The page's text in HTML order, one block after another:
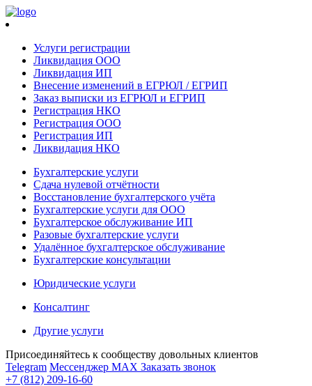
Услуги регистрации
Ликвидация ООО
Ликвидация ИП
Внесение изменений в ЕГРЮЛ / ЕГРИП
Заказ выписки из ЕГРЮЛ и ЕГРИП
Регистрация НКО
Регистрация ООО
Регистрация ИП
Ликвидация НКО
Бухгалтерские услуги
Сдача нулевой отчётности
Восстановление бухгалтерского учёта
Бухгалтерские услуги для ООО
Бухгалтерское обслуживание ИП
Разовые бухгалтерские услуги
Удалённое бухгалтерское обслуживание
Бухгалтерские консультации
Юридические услуги
Консалтинг
Другие услуги
Присоединяйтесь к сообществу довольных клиентов
Telegram Мессенджер MAX Заказать звонок
+7 (812) 209-16-60